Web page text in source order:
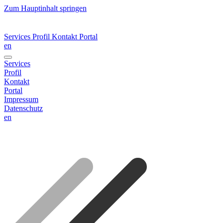
Zum Hauptinhalt springen
Services Profil Kontakt Portal
en
Services
Profil
Kontakt
Portal
Impressum
Datenschutz
en